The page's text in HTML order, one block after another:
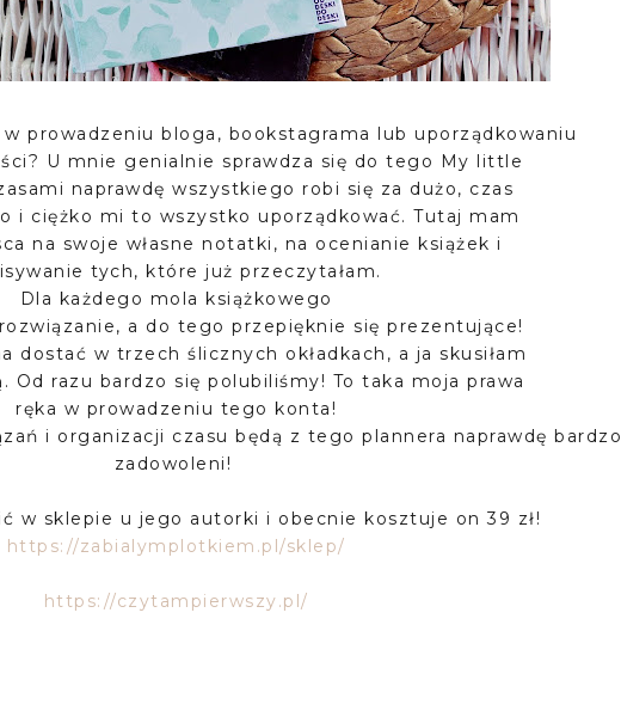
prowadzeniu bloga, bookstagrama lub uporządkowaniu
U mnie genialnie sprawdza się do tego My little
naprawdę wszystkiego robi się za dużo, czas
i ciężko mi to wszystko uporządkować. Tutaj mam
na swoje własne notatki, na ocenianie książek i
tych, które już przeczytałam.
Dla każdego mola książkowego
a do tego przepięknie się prezentujące!
dostać w trzech ślicznych okładkach, a ja skusiłam
Od razu bardzo się polubiliśmy! To taka moja prawa
ręka w prowadzeniu tego konta!
i organizacji czasu będą z tego plannera naprawdę bardzo
zadowoleni!
w sklepie u jego autorki i obecnie kosztuje on 39 zł!
https://zabialymplotkiem.pl/sklep/
https://czytampierwszy.pl/